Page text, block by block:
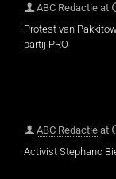
ABC Redactie at
Protest van
partij PRO
ABC Redactie at
Activist Stephano